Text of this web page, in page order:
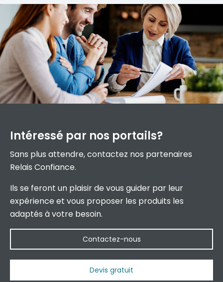
Intéressé par nos portails?
Sans plus attendre, contactez nos partenaires
Relais Confiance.
Ils se feront un plaisir de vous guider par leur
expérience et vous proposer les produits les
adaptés à votre besoin.
Contactez-nous
Devis gratuit